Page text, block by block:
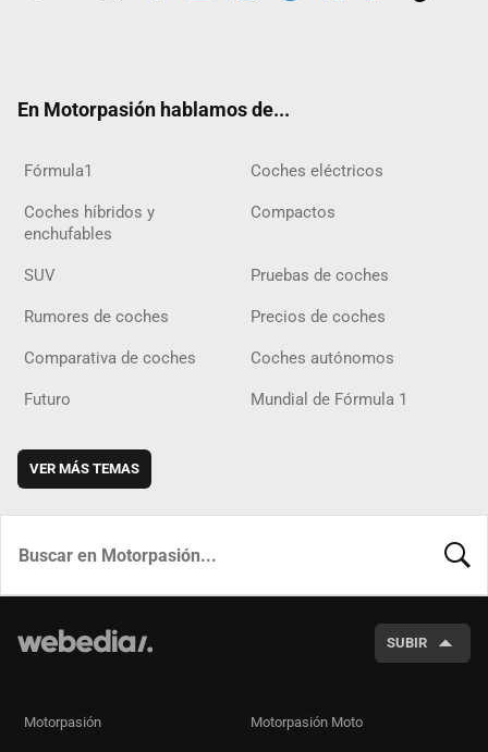
En Motorpasión hablamos de...
Fórmula1 Coches eléctricos
Coches híbridos y
enchufables
Compactos
SUV Pruebas de coches
Rumores de coches Precios de coches
Comparativa de coches Coches autónomos
Futuro Mundial de Fórmula 1
VER MÁS TEMAS
SUBIR
Motorpasión Motorpasión Moto